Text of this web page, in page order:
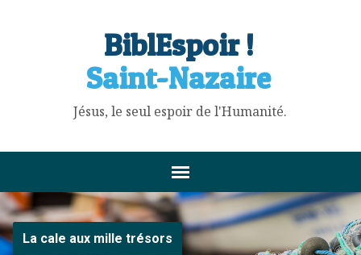
BiblEspoir !
Saint-Nazaire
Jésus, le seul espoir de l'Humanité.
La cale aux mille trésors